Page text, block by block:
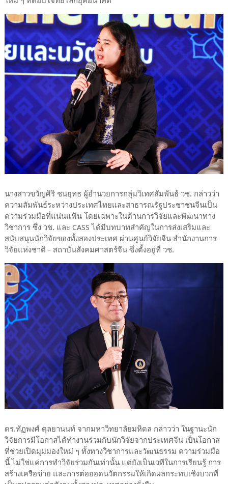
นางสาวขวัญศิริ ชนยุทธ ผู้อำนวยการกลุ่มวิเทศสัมพันธ์ วช. กล่าวว่า
ความสัมพันธ์ระหว่างประเทศไทยและสาธารณรัฐประชาชนจีนเป็น
ความร่วมมือที่แน่นแฟ้น โดยเฉพาะในด้านการวิจัยและพัฒนาทาง
วิชาการ ซึ่ง วช. และ CASS ได้มีบทบาทสำคัญในการส่งเสริมและ
สนับสนุนนักวิจัยของทั้งสองประเทศ ผ่านศูนย์วิจัยจีน สำนักงานการ
วิจัยแห่งชาติ - สถาบันสังคมศาสตร์จีน ซึ่งตั้งอยู่ที่ วช.
ดร.ทัฏพงศ์ ตุลยานนท์ จากมหาวิทยาลัยมหิดล กล่าวว่า ในฐานะนัก
วิจัยการมีโอกาสได้ทำงานร่วมกับนักวิจัยจากประเทศจีน เป็นโอกาส
ที่ช่วยเปิดมุมมองใหม่ ๆ ทั้งทางวิชาการและวัฒนธรรม ความร่วมมือ
นี้ ไม่ใช่แค่การทำวิจัยร่วมกันเท่านั้น แต่ยังเป็นเวทีในการเรียนรู้ การ
สร้างเครือข่าย และการต่อยอดนวัตกรรมให้เกิดผลกระทบเชิงบวกที่